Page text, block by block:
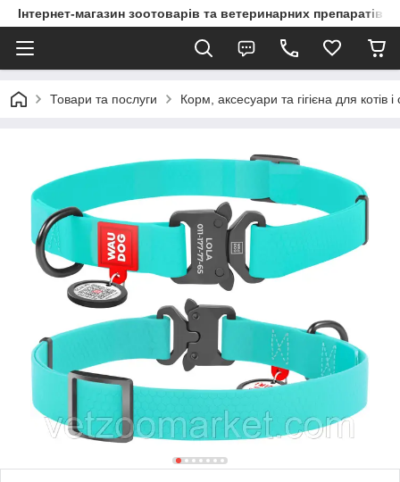
Інтернет-магазин зоотоварів та ветеринарних препаратів
Товари та послуги Корм, аксесуари та гігієна для котів і